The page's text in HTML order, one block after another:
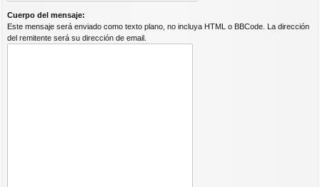
Cuerpo del mensaje:
Este mensaje será enviado como texto plano, no incluya HTML o BBCode. La dirección
del remitente será su dirección de email.